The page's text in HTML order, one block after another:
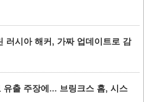
러시아 해커, 가짜 업데이트로 감
유출 주장에... 브링크스 홈, 시스